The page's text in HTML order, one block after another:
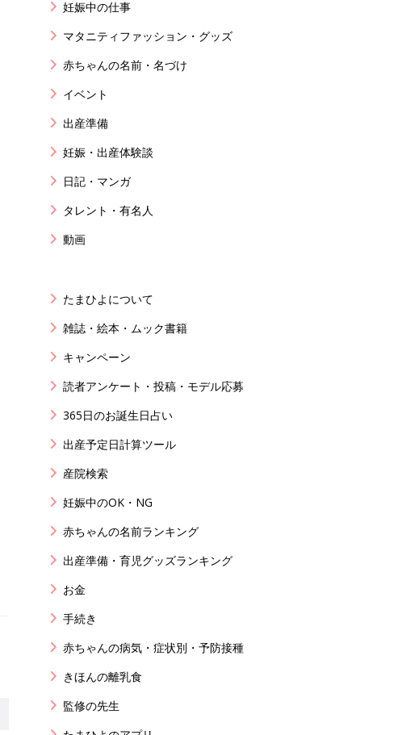
妊娠中の仕事
マタニティファッション・グッズ
赤ちゃんの名前・名づけ
イベント
出産準備
妊娠・出産体験談
日記・マンガ
タレント・有名人
動画
たまひよについて
雑誌・絵本・ムック書籍
キャンペーン
読者アンケート・投稿・モデル応募
365日のお誕生日占い
出産予定日計算ツール
産院検索
妊娠中のOK・NG
赤ちゃんの名前ランキング
出産準備・育児グッズランキング
お金
手続き
赤ちゃんの病気・症状別・予防接種
きほんの離乳食
監修の先生